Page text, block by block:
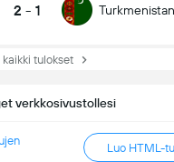
2 - 1 Turkmenistan
tulokset
verkkosivustollesi
Luo HTML-